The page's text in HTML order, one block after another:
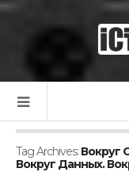
Tag Archives: Вокруг
Вокруг Данных.